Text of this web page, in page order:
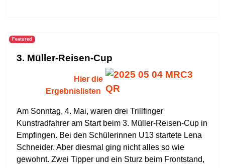
Featured
3. Müller-Reisen-Cup
Hier die
Ergebnislisten
Am Sonntag, 4. Mai, waren drei Trillfinger
Kunstradfahrer am Start beim 3. Müller-Reisen-Cup in
Empfingen. Bei den Schülerinnen U13 startete Lena
Schneider. Aber diesmal ging nicht alles so wie
gewohnt. Zwei Tipper und ein Sturz beim Frontstand,